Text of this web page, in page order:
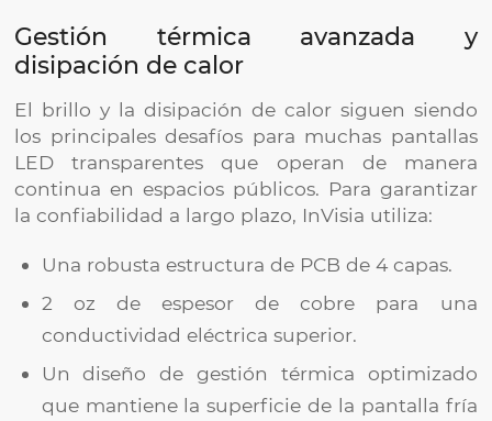
Gestión térmica avanzada y
disipación de calor
El brillo y la disipación de calor siguen siendo
los principales desafíos para muchas pantallas
LED transparentes que operan de manera
continua en espacios públicos. Para garantizar
la confiabilidad a largo plazo, InVisia utiliza:
Una robusta estructura de PCB de 4 capas.
2 oz de espesor de cobre para una
conductividad eléctrica superior.
Un diseño de gestión térmica optimizado
que mantiene la superficie de la pantalla fría